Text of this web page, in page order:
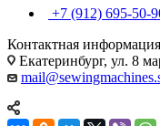
+7 (912) 695-50-
Контактная информация
Екатеринбург, ул. 8